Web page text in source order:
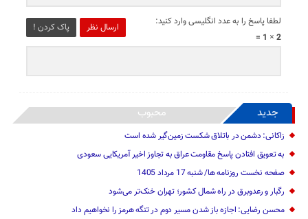
ارسال نظر پاک کردن !
لطفا پاسخ را به عدد انگلیسی وارد کنید:
2 × 1 =
جدید محبوب
زاکانی: دشمن در باتلاق شکست زمین‌گیر شده است
به تعویق افتادن پاسخ مقاومت عراق به تجاوز اخیر آمریکایی سعودی
صفحه نخست روزنامه ها/ شنبه 17 مرداد 1405
رگبار و رعدوبرق در راه شمال کشور؛ تهران خنک‌تر می‌شود
محسن رضایی: اجازه باز شدن مسیر دوم در تنگه هرمز را نخواهیم داد